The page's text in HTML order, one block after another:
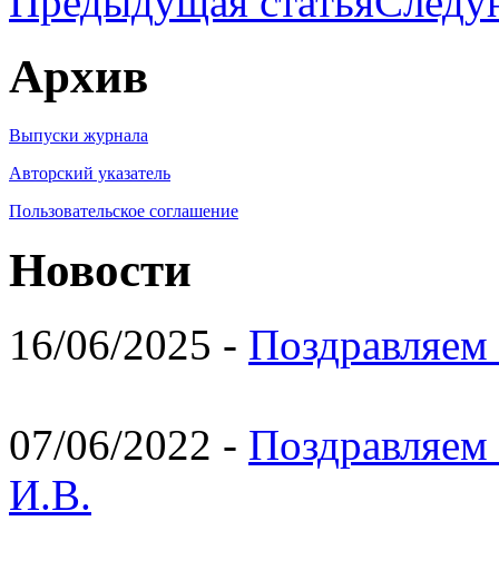
Архив
Выпуски журнала
Авторский указатель
Пользовательское соглашение
Новости
16/06/2025 -
07/06/2022 -
И.В.